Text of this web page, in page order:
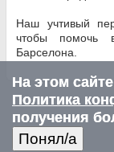
Наш учтивый
чтобы помочь
Барселона.
На этом
Политика
получения
Понял/a